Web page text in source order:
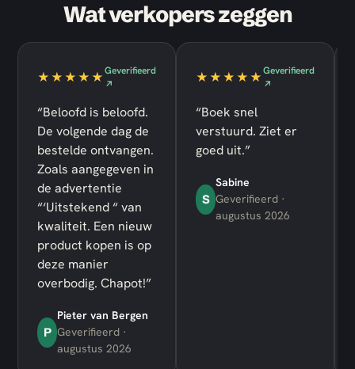
Wat verkopers zeggen
★★★★★Geverifieerd
↗
“Beloofd is beloofd.
De volgende dag de
bestelde ontvangen.
Zoals aangegeven in
de advertentie
“‘Uitstekend “ van
kwaliteit. Een nieuw
product kopen is op
deze manier
overbodig. Chapot!”
P
Pieter van Bergen
Geverifieerd ·
augustus 2026
★★★★★Geverifieerd
↗
“Boek snel
verstuurd. Ziet er
goed uit.”
S
Sabine
Geverifieerd ·
augustus 2026